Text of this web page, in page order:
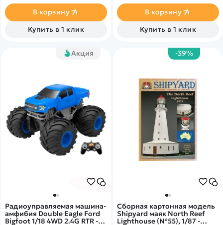
В корзину
Купить в 1 клик
В корзину
Купить в 1 клик
Акция
Радиоуправляемая машина-
амфибия Double Eagle Ford
Bigfoot 1/18 4WD 2.4G RTR -
-39%
Сборная картонная модель
Shipyard маяк North Reef
Lighthouse (№55), 1/87 -